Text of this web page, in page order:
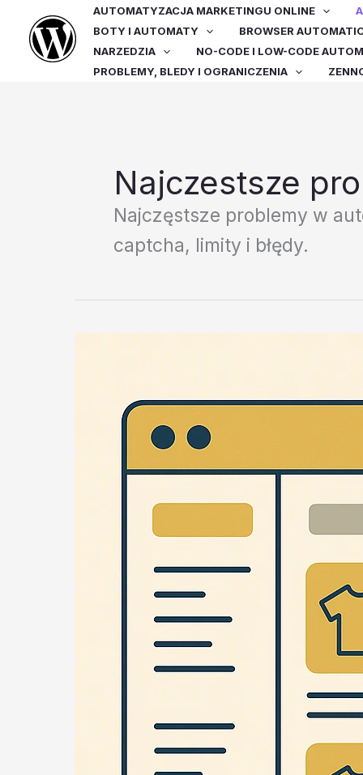
treści
AUTOMATYZACJA MARKETINGU ONLINE
BOTY I AUTOMATY
BROWSER
NARZEDZIA
NO-CODE I LOW-CODE
PROBLEMY, BLEDY I OGRANICZENIA
Najczestsze
Najczęstsze problemy w
captcha, limity i błędy.